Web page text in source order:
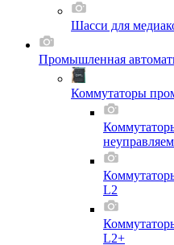
Шасси для
Промышленная
Коммутаторы
L2
L2+